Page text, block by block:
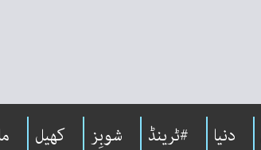
دنیا #ٹرینڈ شوبِز کھیل